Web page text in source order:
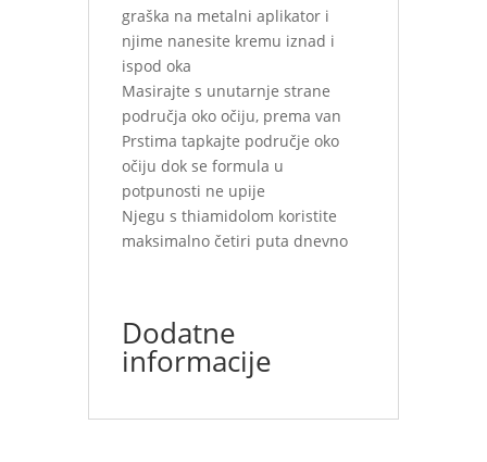
graška na metalni aplikator i
njime nanesite kremu iznad i
ispod oka
Masirajte s unutarnje strane
područja oko očiju, prema van
Prstima tapkajte područje oko
očiju dok se formula u
potpunosti ne upije
Njegu s thiamidolom koristite
maksimalno četiri puta dnevno
Dodatne
informacije